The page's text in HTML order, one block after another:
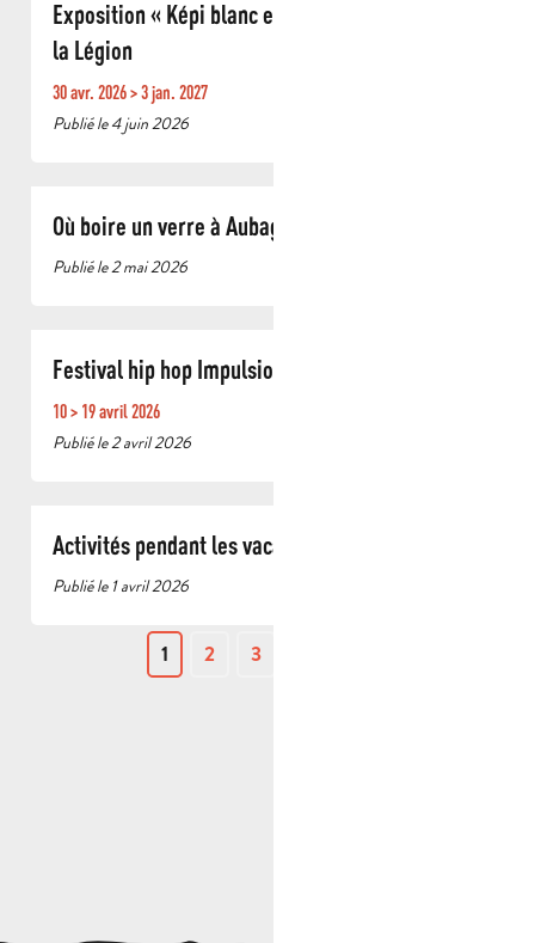
Exposition « Képi blanc et têtes couronnées » à
la Légion
30 avr. 2026 > 3 jan. 2027
Publié le 4 juin 2026
Où boire un verre à Aubagne
Publié le 2 mai 2026
Festival hip hop Impulsion
10 > 19 avril 2026
Publié le 2 avril 2026
Activités pendant les vacances de printemps
Publié le 1 avril 2026
1 2 3